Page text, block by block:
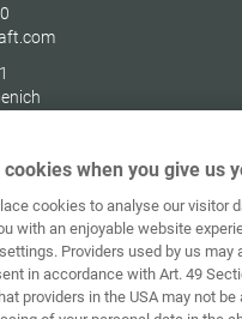
cookies when you give us
cookies to analyse our visitor
with an enjoyable website
Providers used by us may
in accordance with Art. 49
providers in the USA may not